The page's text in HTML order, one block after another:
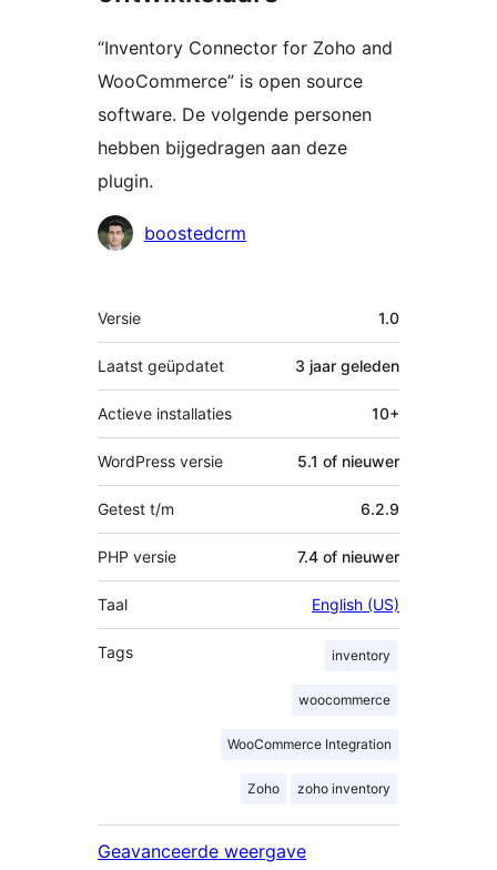
“Inventory Connector for Zoho and
WooCommerce” is open source
software. De volgende personen
hebben bijgedragen aan deze
plugin.
Bijdragersboostedcrm
Meta
Versie 1.0
Laatst geüpdatet 3 jaar geleden
Actieve installaties 10+
WordPress versie 5.1 of nieuwer
Getest t/m 6.2.9
PHP versie 7.4 of nieuwer
Taal English (US)
Tags inventory
woocommerce
WooCommerce Integration
Zoho zoho inventory
Geavanceerde weergave